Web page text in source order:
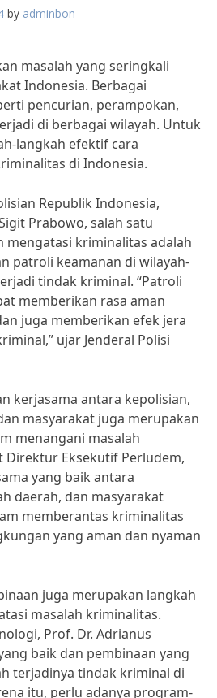
by adminbon
masalah yang seringkali
Indonesia. Berbagai
pencurian, perampokan,
di berbagai wilayah. Untuk
langkah efektif cara
di Indonesia.
Republik Indonesia,
Prabowo, salah satu
mengatasi kriminalitas adalah
patroli keamanan di wilayah-
tindak kriminal. “Patroli
memberikan rasa aman
juga memberikan efek jera
ujar Jenderal Polisi
kerjasama antara kepolisian,
masyarakat juga merupakan
menangani masalah
Eksekutif Perludem,
yang baik antara
daerah, dan masyarakat
memberantas kriminalitas
yang aman dan nyaman
juga merupakan langkah
masalah kriminalitas.
Prof. Dr. Adrianus
baik dan pembinaan yang
terjadinya tindak kriminal di
itu, perlu adanya program-